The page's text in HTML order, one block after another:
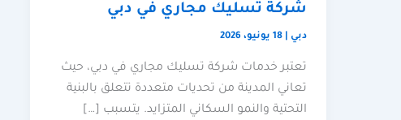
شركة تسليك مجاري في دبي
دبي 18 يونيو، 2026
تعتبر خدمات شركة تسليك مجاري في دبي، حيث
تعاني المدينة من تحديات متعددة تتعلق بالبنية
التحتية والنمو السكاني المتزايد. يتسبب […]